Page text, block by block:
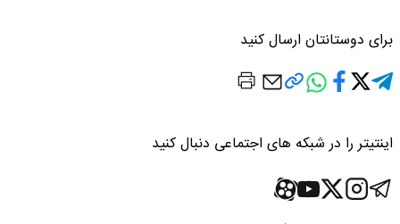
برای دوستانتان ارسال کنید
اینتیتر را در شبکه های اجتماعی دنبال کنید